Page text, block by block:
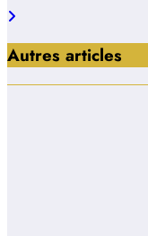
Autres articles